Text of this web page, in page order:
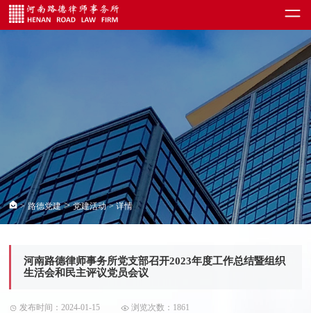
> 路德党建>党建活动 > 详情
河南路德律师事务所党支部召开2023年度工作总结暨组织
生活会和民主评议党员会议
发布时间：2024-01-15 浏览次数：1861